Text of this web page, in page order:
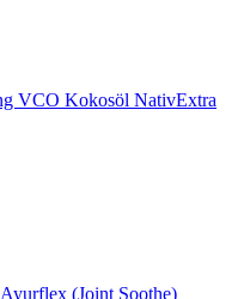
Kokosöl NativExtra
Ayurflex (Joint Soothe)